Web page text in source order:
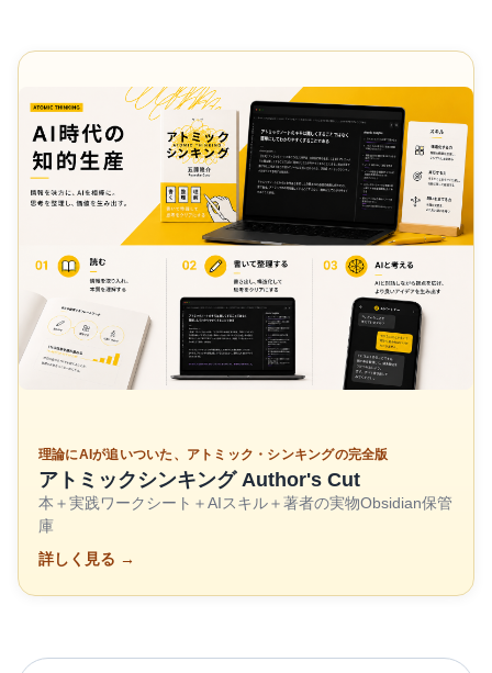
理論にAIが追いついた、アトミック・シンキングの完全版
アトミックシンキング Author's Cut
本＋実践ワークシート＋AIスキル＋著者の実物Obsidian保管
庫
詳しく見る →